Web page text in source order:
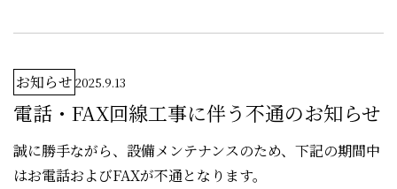
お知らせ 2025.9.13
電話・FAX回線工事に伴う不通のお知らせ
誠に勝手ながら、設備メンテナンスのため、下記の期間中
はお電話およびFAXが不通となります。